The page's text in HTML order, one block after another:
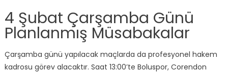
4 Şubat Çarşamba Günü
Planlanmış Müsabakalar
Çarşamba günü yapılacak maçlarda da profesyonel hakem
kadrosu görev alacaktır. Saat 13:00’te Boluspor, Corendon